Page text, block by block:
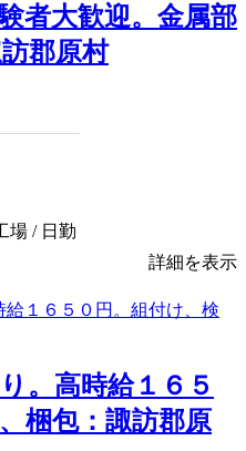
者大歓迎。金属部
郡原村
場 / 日勤
詳細を表示
。高時給１６５
梱包：諏訪郡原